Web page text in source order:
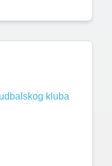
kluba